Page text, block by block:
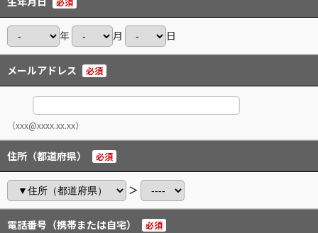
年 月 日
メールアドレス 必須
（xxx@xxxx.xx.xx）
住所（都道府県） 必須
＞
電話番号（携帯または自宅） 必須